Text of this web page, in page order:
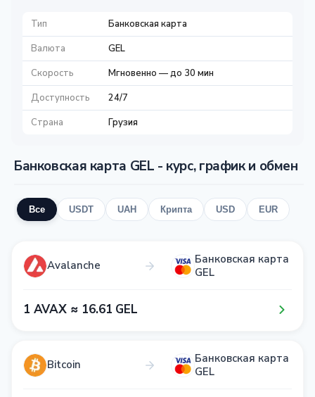
Тип
Банковская карта
Валюта
GEL
Скорость
Мгновенно — до 30 мин
Доступность
24/7
Страна
Грузия
Банковская карта GEL - курс, график и обмен
Все USDT UAH Крипта USD EUR
Avalanche
Банковская карта
GEL
1​ AVAX ≈ 1​6​.6​1​ GEL
Bitcoin
Банковская карта
GEL